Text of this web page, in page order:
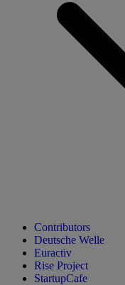
Contributors
Deutsche Welle
Euractiv
Rise Project
StartupCafe